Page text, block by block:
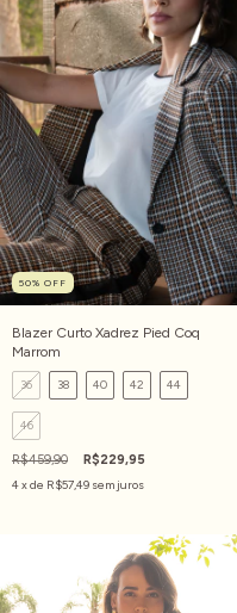
50% OFF
Blazer Curto Xadrez Pied Coq
Marrom
36 38 40 42 44
46
R$459,90
R$229,95
4x de R$57,49 sem juros